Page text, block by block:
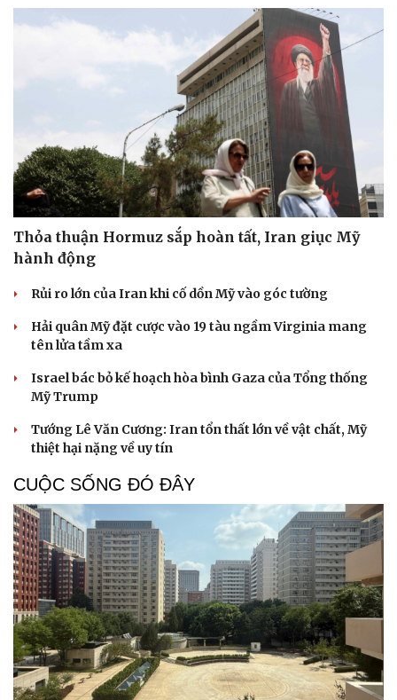
Cải chính
Thỏa thuận Hormuz sắp hoàn tất, Iran giục Mỹ
hành động
Rủi ro lớn của Iran khi cố dồn Mỹ vào góc tường
Hải quân Mỹ đặt cược vào 19 tàu ngầm Virginia mang
tên lửa tầm xa
Israel bác bỏ kế hoạch hòa bình Gaza của Tổng thống
Mỹ Trump
Tướng Lê Văn Cương: Iran tổn thất lớn về vật chất, Mỹ
thiệt hại nặng về uy tín
CUỘC SỐNG ĐÓ ĐÂY